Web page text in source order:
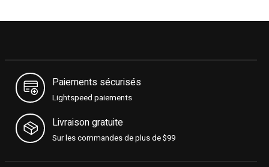
Paiements sécurisés
Lightspeed paiements
Livraison gratuite
Sur les commandes de plus de $99